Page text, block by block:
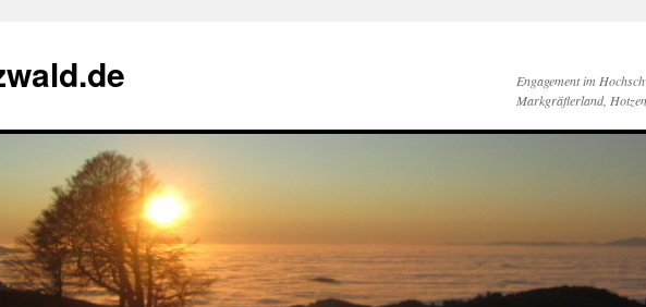
Engagement im
Markgräflerland,